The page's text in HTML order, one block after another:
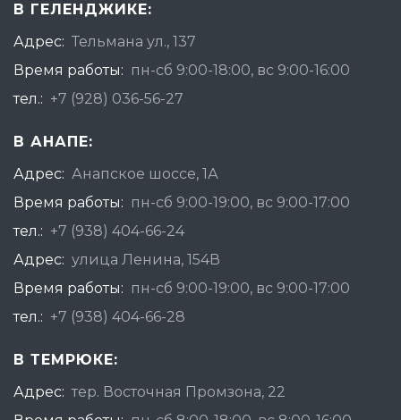
В ГЕЛЕНДЖИКЕ:
Адрес: Тельмана ул., 137
Время работы: пн-сб 9:00-18:00, вс 9:00-16:00
тел.: +7 (928) 036-56-27
В АНАПЕ:
Адрес: Анапское шоссе, 1А
Время работы: пн-сб 9:00-19:00, вс 9:00-17:00
тел.: +7 (938) 404-66-24
Адрес: улица Ленина, 154В
Время работы: пн-сб 9:00-19:00, вс 9:00-17:00
тел.: +7 (938) 404-66-28
В ТЕМРЮКЕ:
Адрес: тер. Восточная Промзона, 22